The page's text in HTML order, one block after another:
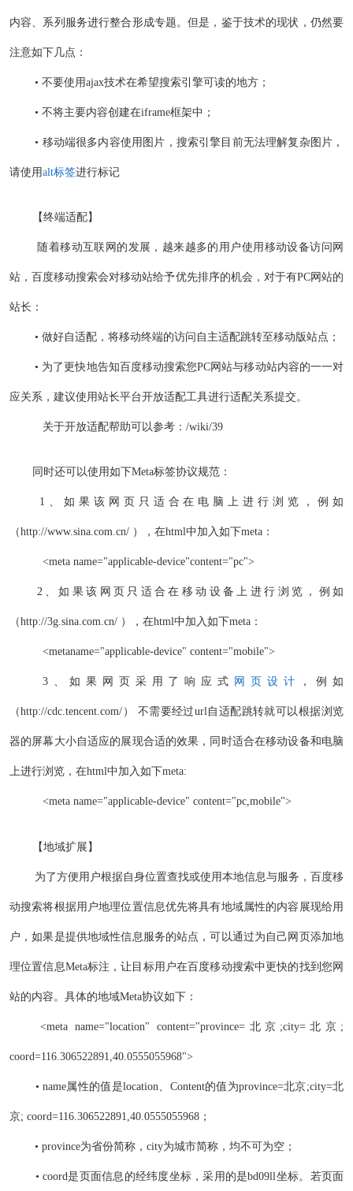
内容、系列服务进行整合形成专题。但是，鉴于技术的现状，仍然要
注意如下几点：
• 不要使用ajax技术在希望搜索引擎可读的地方；
• 不将主要内容创建在iframe框架中；
• 移动端很多内容使用图片，搜索引擎目前无法理解复杂图片，
请使用alt标签进行标记
【终端适配】
随着移动互联网的发展，越来越多的用户使用移动设备访问网
站，百度移动搜索会对移动站给予优先排序的机会，对于有PC网站的
站长：
• 做好自适配，将移动终端的访问自主适配跳转至移动版站点；
• 为了更快地告知百度移动搜索您PC网站与移动站内容的一一对
应关系，建议使用站长平台开放适配工具进行适配关系提交。
关于开放适配帮助可以参考：/wiki/39
同时还可以使用如下Meta标签协议规范：
1、如果该网页只适合在电脑上进行浏览，例如
（http://www.sina.com.cn/ ），在html中加入如下meta：
<meta name="applicable-device"content="pc">
2、如果该网页只适合在移动设备上进行浏览，例如
（http://3g.sina.com.cn/ ），在html中加入如下meta：
<metaname="applicable-device" content="mobile">
3、如果网页采用了响应式 网页设计 ，例如
（http://cdc.tencent.com/） 不需要经过url自适配跳转就可以根据浏览
器的屏幕大小自适应的展现合适的效果，同时适合在移动设备和电脑
上进行浏览，在html中加入如下meta:
<meta name="applicable-device" content="pc,mobile">
【地域扩展】
为了方便用户根据自身位置查找或使用本地信息与服务，百度移
动搜索将根据用户地理位置信息优先将具有地域属性的内容展现给用
户，如果是提供地域性信息服务的站点，可以通过为自己网页添加地
理位置信息Meta标注，让目标用户在百度移动搜索中更快的找到您网
站的内容。具体的地域Meta协议如下：
<meta name="location" content="province=北京;city=北京;
coord=116.306522891,40.0555055968">
• name属性的值是location、Content的值为province=北京;city=北
京; coord=116.306522891,40.0555055968；
• province为省份简称，city为城市简称，均不可为空；
• coord是页面信息的经纬度坐标，采用的是bd09ll坐标。若页面